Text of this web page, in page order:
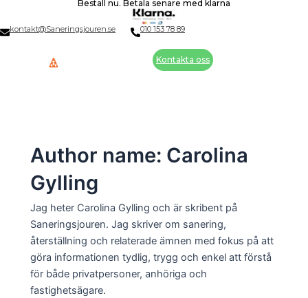
content
Beställ nu. Betala senare med klarna
kontakt@Saneringsjouren.se 010 153 78 89
Kontakta oss
Author name: Carolina
Gylling
Jag heter Carolina Gylling och är skribent på
Saneringsjouren. Jag skriver om sanering,
återställning och relaterade ämnen med fokus på att
göra informationen tydlig, trygg och enkel att förstå
för både privatpersoner, anhöriga och
fastighetsägare.
pagination